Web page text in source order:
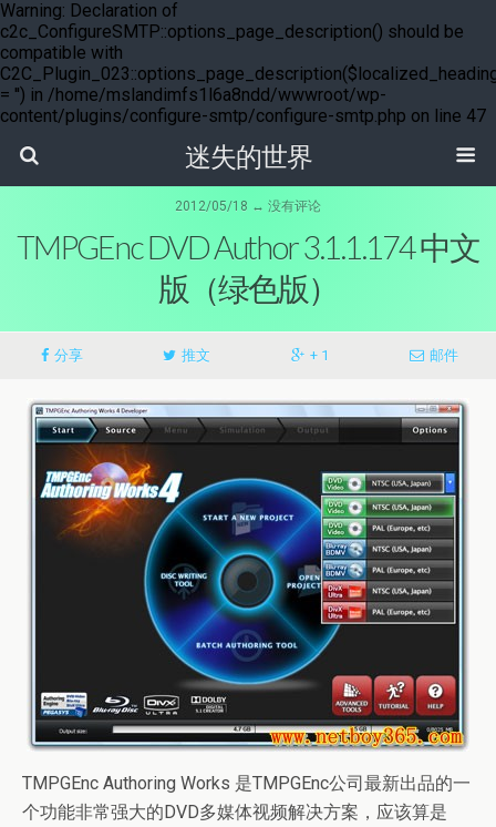
Warning: Declaration of
c2c_ConfigureSMTP::options_page_description() should be
compatible with
= '') in /home/mslandimfs1l6a8ndd/wwwroot/wp-
content/plugins/configure-smtp/configure-smtp.php on line 47
迷失的世界
2012/05/18 ↔ 没有评论
TMPGEnc DVD Author 3.1.1.174 中文
版（绿色版）
分享 推文 + 1 邮件
TMPGEnc Authoring Works 是TMPGEnc公司最新出品的一
个功能非常强大的DVD多媒体视频解决方案，应该算是